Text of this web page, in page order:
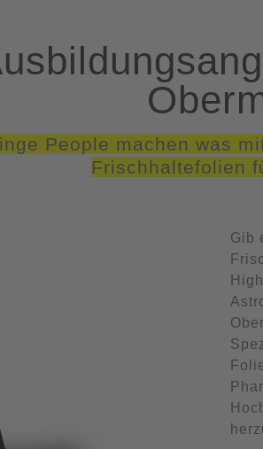
People machen was
Frischhaltefolien
Gib